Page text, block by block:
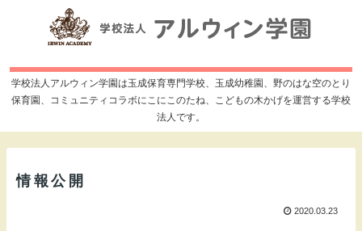
学校法人アルウィン学園は玉成保育専門学校、玉成幼稚園、野のはな空のとり
保育園、コミュニティコラボにこにこのたね、こどもの木かげを運営する学校
法人です。
情報公開
2020.03.23